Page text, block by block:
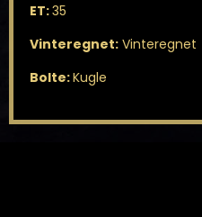
ET:35
Vinteregnet:Vinteregnet
Bolte:Kugle